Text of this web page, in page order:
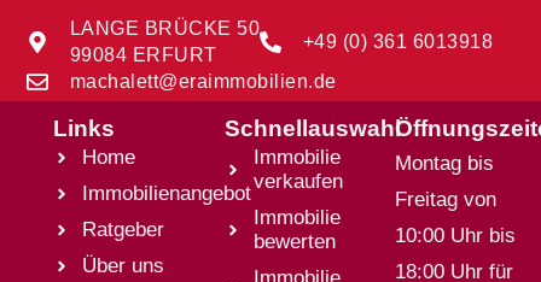
LANGE BRÜCKE 50
99084 ERFURT
+49 (0) 361 6013918
machalett@eraimmobilien.de
Links
Home
Immobilienangebot
Ratgeber
Über uns
Schnellauswahl
Immobilie
verkaufen
Immobilie
bewerten
Immobilie
Montag bis
Freitag von
10:00 Uhr bis
18:00 Uhr für